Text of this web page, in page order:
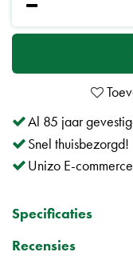
Al 85 jaar
Snel thuisbezorgd!
Unizo E-
Specificaties
Recensies